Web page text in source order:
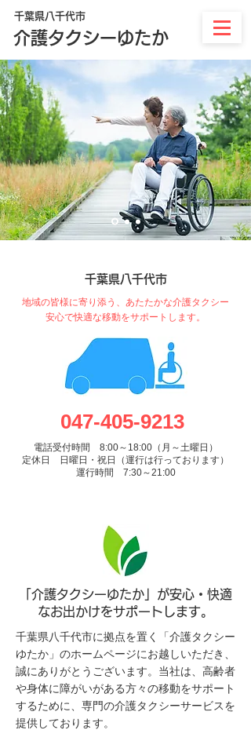
千葉県八千代市
介護タクシーゆたか
千葉県八千代市
地域の皆様に寄り添う、あたたかな介護タクシー
安心で快適な移動をサポートします。
047-405-9213
電話受付時間 8:00～18:00（月～土曜日）
定休日 日曜日・祝日（運行は行っております）
​運行時間 7:30～21:00
「介護タクシーゆたか」が安心・快適
なお出かけをサポートします。
千葉県八千代市に拠点を置く「介護タクシー
ゆたか」のホームページにお越しいただき、
誠にありがとうございます。当社は、高齢者
や身体に障がいがある方々の移動をサポート
するために、専門の介護タクシーサービスを
提供しております。